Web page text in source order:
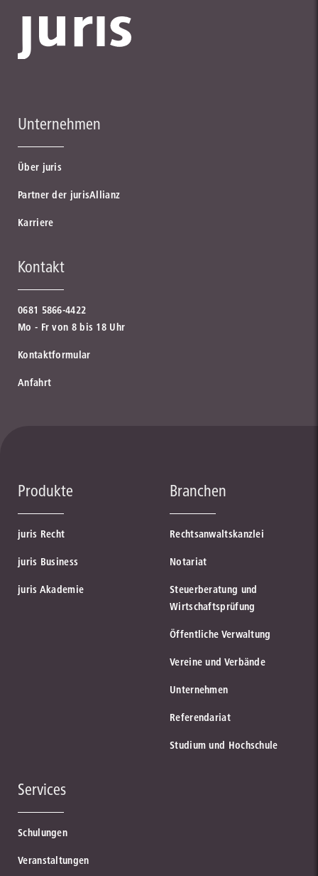
Unternehmen
Über juris
Partner der jurisAllianz
Karriere
Kontakt
0681 5866-4422
Mo - Fr von 8 bis 18 Uhr
Kontaktformular
Anfahrt
Produkte
juris Recht
juris Business
juris Akademie
Branchen
Rechtsanwaltskanzlei
Notariat
Steuerberatung und
Wirtschaftsprüfung
Öffentliche Verwaltung
Vereine und Verbände
Unternehmen
Referendariat
Studium und Hochschule
Services
Schulungen
Veranstaltungen